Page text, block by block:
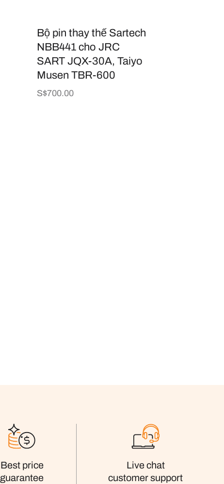
Bộ pin thay thế Sartech
NBB441 cho JRC
SART JQX-30A, Taiyo
Musen TBR-600
Giá
S$700.00
Best price
guarantee
Live chat
customer support